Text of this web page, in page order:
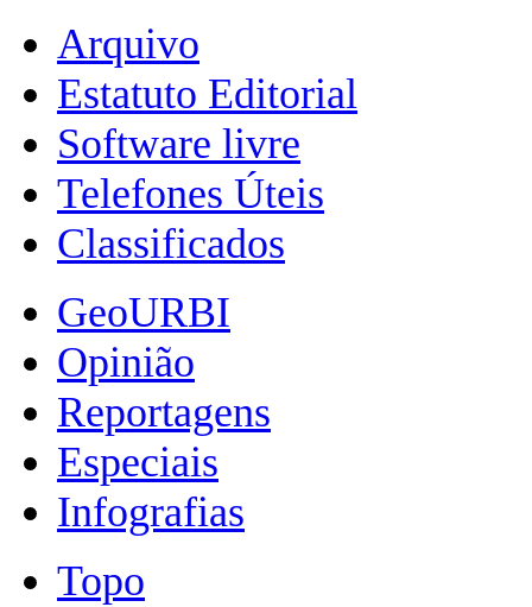
Arquivo
Estatuto Editorial
Software livre
Telefones Úteis
Classificados
GeoURBI
Opinião
Reportagens
Especiais
Infografias
Topo